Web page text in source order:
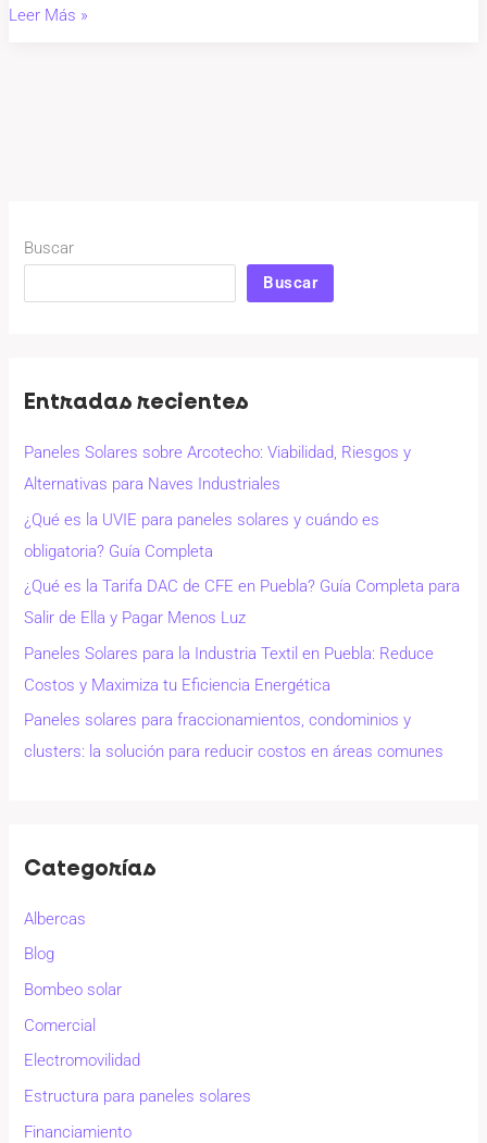
Leer Más »
Buscar
Buscar
Entradas recientes
Paneles Solares sobre Arcotecho: Viabilidad, Riesgos y
Alternativas para Naves Industriales
¿Qué es la UVIE para paneles solares y cuándo es
obligatoria? Guía Completa
¿Qué es la Tarifa DAC de CFE en Puebla? Guía Completa para
Salir de Ella y Pagar Menos Luz
Paneles Solares para la Industria Textil en Puebla: Reduce
Costos y Maximiza tu Eficiencia Energética
Paneles solares para fraccionamientos, condominios y
clusters: la solución para reducir costos en áreas comunes
Categorías
Albercas
Blog
Bombeo solar
Comercial
Electromovilidad
Estructura para paneles solares
Financiamiento